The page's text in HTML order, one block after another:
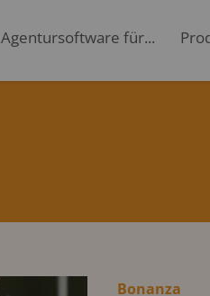
Agentursoftware für...
Bonanza